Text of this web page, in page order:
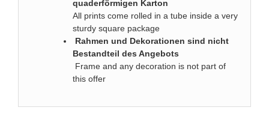
quaderförmigen Karton
All prints come rolled in a tube inside a very
sturdy square package
Rahmen und Dekorationen sind nicht
Bestandteil des Angebots
Frame and any decoration is not part of
this offer